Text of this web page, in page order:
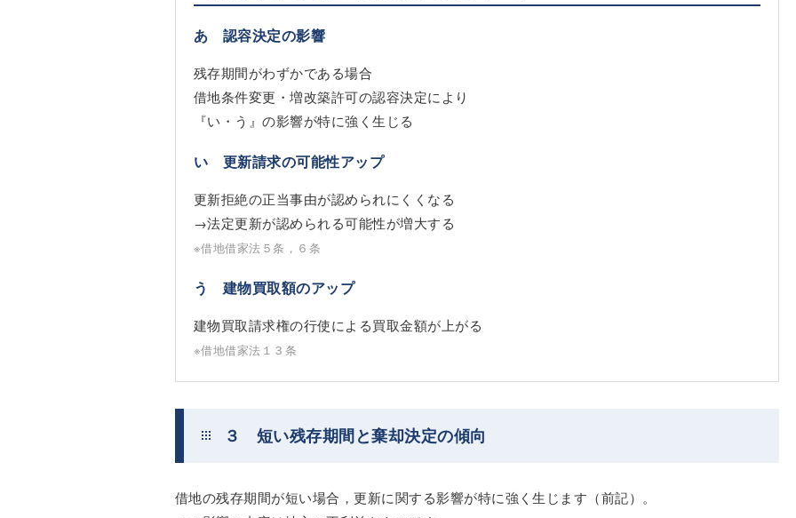
あ 認容決定の影響
残存期間がわずかである場合
借地条件変更・増改築許可の認容決定により
『い・う』の影響が特に強く生じる
い 更新請求の可能性アップ
更新拒絶の正当事由が認められにくくなる
→法定更新が認められる可能性が増大する
※借地借家法５条，６条
う 建物買取額のアップ
建物買取請求権の行使による買取金額が上がる
※借地借家法１３条
３ 短い残存期間と棄却決定の傾向
借地の残存期間が短い場合，更新に関する影響が特に強く生じます（前記）。